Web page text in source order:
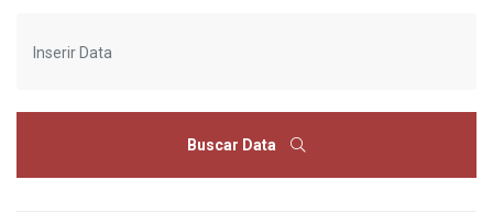
Buscar Data